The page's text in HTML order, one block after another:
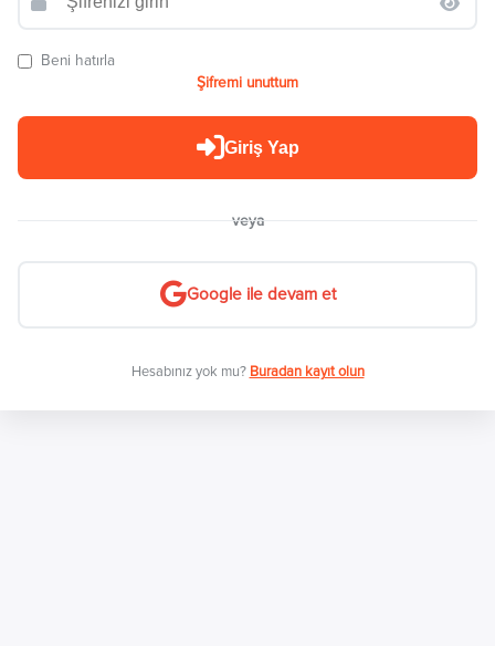
Beni hatırla
Şifremi unuttum
Giriş Yap
veya
Google ile devam et
Hesabınız yok mu? Buradan kayıt olun